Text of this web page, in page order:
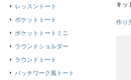
キッ
作り
レッスントート
ポケットトート
ポケットトートミニ
ラウンドショルダー
ラウンドトート
パッチワーク風トート